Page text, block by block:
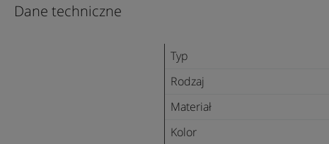
Dane techniczne
Typ
Rodzaj
Materiał
Kolor